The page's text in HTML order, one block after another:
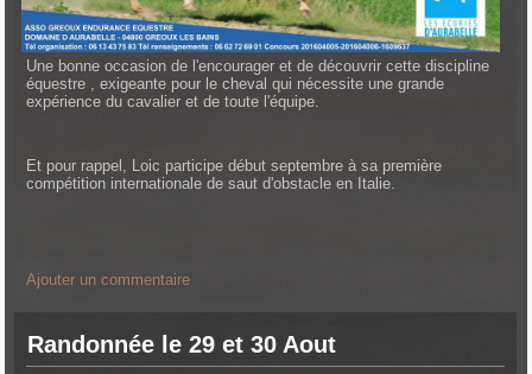
Une bonne occasion de l'encourager et de découvrir cette discipline
équestre , exigeante pour le cheval qui nécessite une grande
expérience du cavalier et de toute l'équipe.
Et pour rappel, Loic participe début septembre à sa première
compétition internationale de saut d'obstacle en Italie.
Ajouter un commentaire
Randonnée le 29 et 30 Aout